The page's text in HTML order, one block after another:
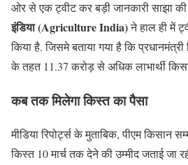
ओर से एक ट्वीट कर बड़ी जानकारी साझा
इंडिया (Agriculture India)ने हाल ही में
किया है. जिसमे बताया गया है कि
के तहत 11.37 करोड़ से अधिक लाभार्थी
कब तक मिलेगा किस्त का पैसा
मीडिया रिपोर्ट्स के मुताबिक, पीएम किसान
किस्त 10 मार्च तक देने की उम्मीद जताई जा